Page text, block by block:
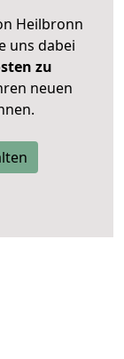
Heilbronn
uns dabei
zu
neuen